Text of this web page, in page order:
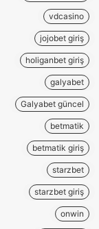
vdcasino
jojobet giriş
holiganbet giriş
galyabet
Galyabet güncel
betmatik
betmatik giriş
starzbet
starzbet giriş
onwin